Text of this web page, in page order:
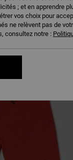
; et en apprendre
vos choix pour
ne relèvent pas de
consultez notre :